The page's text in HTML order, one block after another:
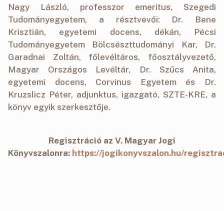
Nagy László, professzor emeritus, Szegedi
Tudományegyetem, a résztvevői: Dr. Bene
Krisztián, egyetemi docens, dékán, Pécsi
Tudományegyetem Bölcsészttudományi Kar, Dr.
Garadnai Zoltán, főlevéltáros, főosztályvezető,
Magyar Országos Levéltár, Dr. Szűcs Anita,
egyetemi docens, Corvinus Egyetem és Dr.
Kruzslicz Péter, adjunktus, igazgató, SZTE-KRE, a
könyv egyik szerkesztője.
Regisztráció az V. Magyar Jogi
Könyvszalonra: https://jogikonyvszalon.hu/